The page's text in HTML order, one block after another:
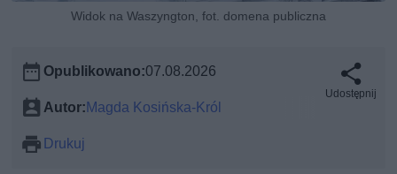
Widok na Waszyngton, fot. domena publiczna
Opublikowano:07.08.2026
Autor:Magda Kosińska-Król
Drukuj
Udostępnij